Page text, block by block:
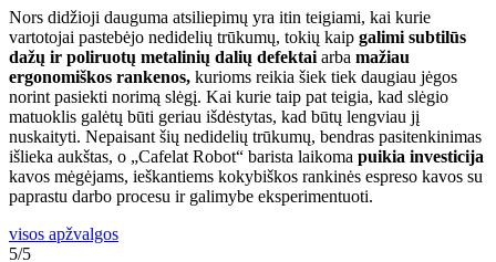
Nors didžioji dauguma atsiliepimų yra itin teigiami, kai kurie
vartotojai pastebėjo nedidelių trūkumų, tokių kaip galimi subtilūs
dažų ir poliruotų metalinių dalių defektai arba mažiau
ergonomiškos rankenos, kurioms reikia šiek tiek daugiau jėgos
norint pasiekti norimą slėgį. Kai kurie taip pat teigia, kad slėgio
matuoklis galėtų būti geriau išdėstytas, kad būtų lengviau jį
nuskaityti. Nepaisant šių nedidelių trūkumų, bendras pasitenkinimas
išlieka aukštas, o „Cafelat Robot“ barista laikoma puikia investicija
kavos mėgėjams, ieškantiems kokybiškos rankinės espreso kavos su
paprastu darbo procesu ir galimybe eksperimentuoti.
visos apžvalgos
5/5